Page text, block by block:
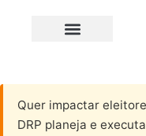
Quer impactar
DRP planeja e